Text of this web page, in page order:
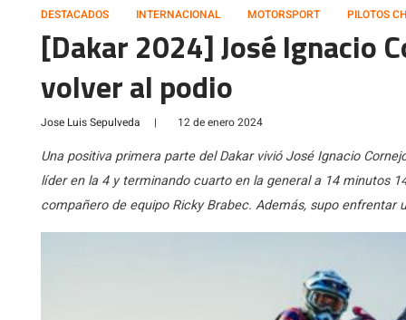
DESTACADOS INTERNACIONAL MOTORSPORT PILOTOS
[Dakar 2024] José Ignacio
volver al podio
Jose Luis Sepulveda | 12 de enero 2024
Una positiva primera parte del Dakar vivió José Ignacio
líder en la 4 y terminando cuarto en la general a 14 minutos
compañero de equipo Ricky Brabec. Además, supo